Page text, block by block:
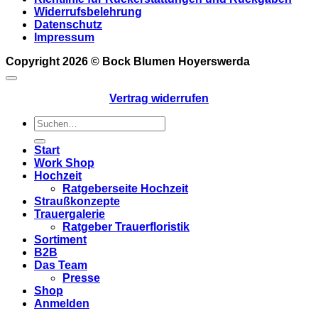
Widerrufsbelehrung
Datenschutz
Impressum
Copyright 2026 © Bock Blumen Hoyerswerda
Vertrag widerrufen
Suchen
nach:
Start
Work Shop
Hochzeit
Ratgeberseite Hochzeit
Straußkonzepte
Trauergalerie
Ratgeber Trauerfloristik
Sortiment
B2B
Das Team
Presse
Shop
Anmelden